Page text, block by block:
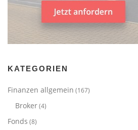
KATEGORIEN
Finanzen allgemein (167)
Broker(4)
Fonds (8)